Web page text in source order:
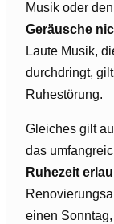
Musik oder
Geräusche
Laute Musik,
durchdringt,
Ruhestörung.
Gleiches gilt
das
Ruhezeit
einen